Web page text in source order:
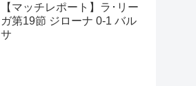
【マッチレポート】ラ･リー
ガ第19節 ジローナ 0-1 バル
サ